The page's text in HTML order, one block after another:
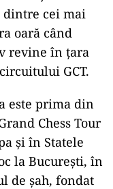
dintre cei mai
oară când
revine în ţara
GCT.
este prima din
Chess Tour
şi în Statele
la Bucureşti, în
de şah, fondat